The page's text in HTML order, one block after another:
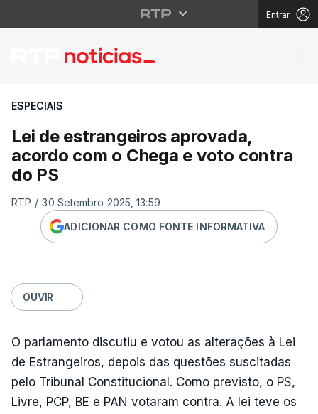
Entrar
Lei de estrangeiros
ESPECIAIS
Lei de estrangeiros aprovada,
acordo com o Chega e voto contra
do PS
RTP / 30 Setembro 2025, 13:59
ADICIONAR COMO FONTE INFORMATIVA
OUVIR
O parlamento discutiu e votou as alterações à Lei
de Estrangeiros, depois das questões suscitadas
pelo Tribunal Constitucional. Como previsto, o PS,
Livre, PCP, BE e PAN votaram contra. A lei teve os